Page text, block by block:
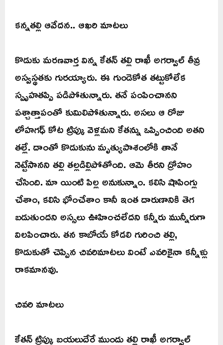
కన్నతల్లి ఆవేదన.. ఆఖరి మాటలు
కొడుకు మరణవార్త విన్న కేతన్ తల్లి రాఖీ అగర్వాల్ తీవ్ర
అస్వస్థతకు గురయ్యారు. ఈ గుండెకోత తట్టుకోలేక
స్పృహతప్పి పడిపోతున్నారు. తనే పంపించానని
పశ్చాత్తాపంతో కుమిలిపోతున్నారు. అసలు ఆ రోజు
లోహగఢ్ కోట ట్రిప్కు వెళ్లమని కేతన్ను ఒప్పించింది అతని
తల్లే. దాంతో కొడుకును మృత్యుపాశంలోకి తానే
నెట్టేసానని తల్లి తల్లడిల్లిపోతోంది. ఆమె తీరని ద్రోహం
చేసింది. మా యింటి పిల్ల అనుకున్నాం. కలిసి షాపింగ్లు
చేశాం, కలిసి భోంచేశాం కానీ ఇంత దారుణానికి తెగ
బడుతుందని అస్సలు ఊహించలేదని కన్నీరు మున్నీరుగా
విలపించారు. తన కాబోయే కోడలి గురించి తల్లి,
కొడుకుతో చెప్పిన చివరిమాటలు వింటే ఎవరికైనా కన్నీళ్లు
రాకమానవు.
చివరి మాటలు
కేతన్ ట్రిప్కు బయలుదేరే ముందు తల్లి రాఖీ అగర్వాల్